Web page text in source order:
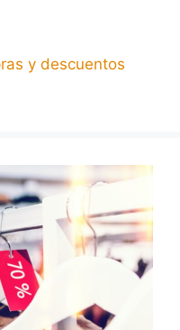
y descuentos